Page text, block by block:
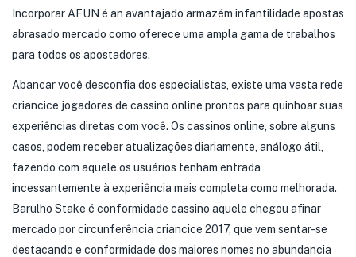
Incorporar AFUN é an avantajado armazém infantilidade apostas
abrasado mercado como oferece uma ampla gama de trabalhos
para todos os apostadores.
Abancar você desconfia dos especialistas, existe uma vasta rede
criancice jogadores de cassino online prontos para quinhoar suas
experiências diretas com você. Os cassinos online, sobre alguns
casos, podem receber atualizações diariamente, análogo átil,
fazendo com aquele os usuários tenham entrada
incessantemente à experiência mais completa como melhorada.
Barulho Stake é conformidade cassino aquele chegou afinar
mercado por circunferência criancice 2017, que vem sentar-se
destacando e conformidade dos maiores nomes no abundancia